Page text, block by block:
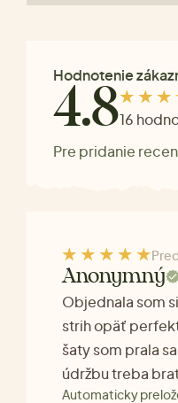
Hodnotenie
4.816
Pre pridanie
Anonymný
Objednala som
strih opäť
šaty som prala
údržbu treba
Automaticky